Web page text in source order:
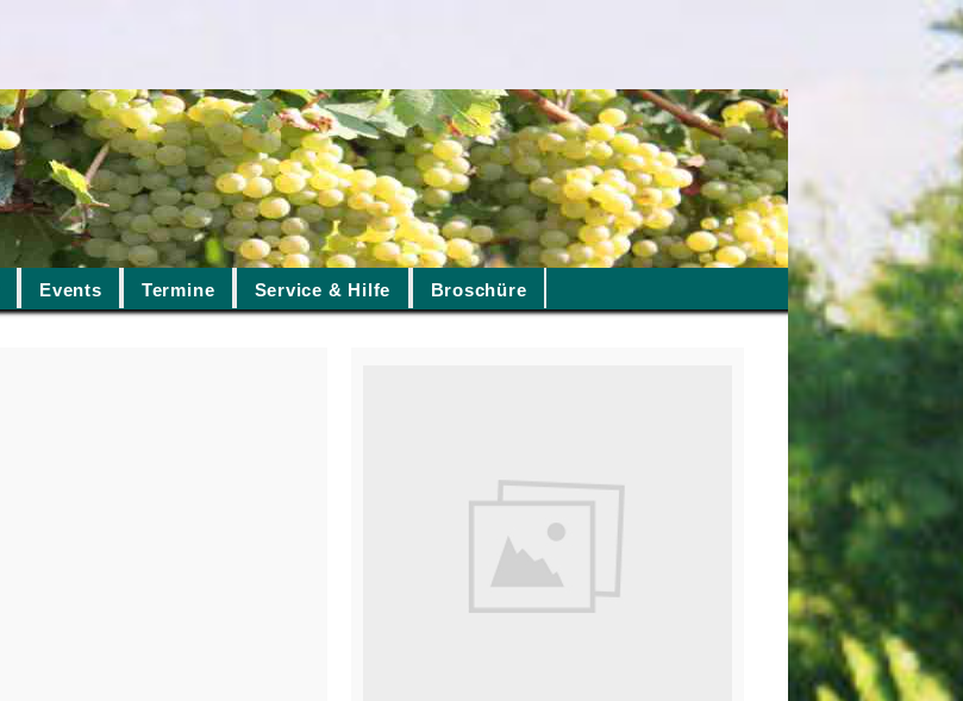
Events Termine Service & Hilfe Broschüre